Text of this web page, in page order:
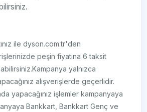
ile dyson.com.tr'den
peşin fiyatına 6 taksit
yalnızca
alışverişlerde geçerlidir.
yapacağınız işlemler kampanyaya
Bankkart, Bankkart Genç ve